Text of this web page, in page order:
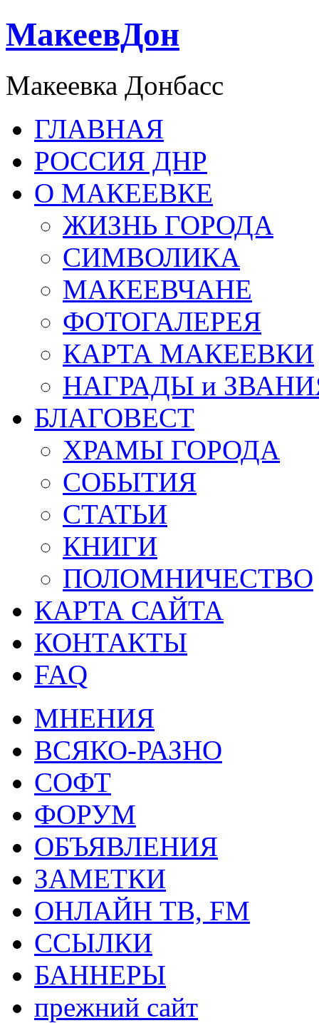
МакеевДон
Макеевка Донбасс
ГЛАВНАЯ
РОССИЯ ДНР
О МАКЕЕВКЕ
ЖИЗНЬ ГОРОДА
СИМВОЛИКА
МАКЕЕВЧАНЕ
ФОТОГАЛЕРЕЯ
КАРТА МАКЕЕВКИ
НАГРАДЫ и
БЛАГОВЕСТ
ХРАМЫ ГОРОДА
СОБЫТИЯ
СТАТЬИ
КНИГИ
ПОЛОМНИЧЕСТВО
КАРТА САЙТА
КОНТАКТЫ
FAQ
МНЕНИЯ
ВСЯКО-РАЗНО
СОФТ
ФОРУМ
ОБЪЯВЛЕНИЯ
ЗАМЕТКИ
ОНЛАЙН ТВ, FM
ССЫЛКИ
БАННЕРЫ
прежний сайт